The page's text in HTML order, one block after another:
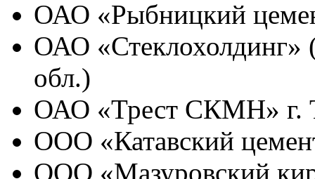
ОАО «Рыбницкий
ОАО «Стеклохолдинг»
обл.)
ОАО «Трест СКМН» г.
ООО «Катавский
ООО «Мазуровский